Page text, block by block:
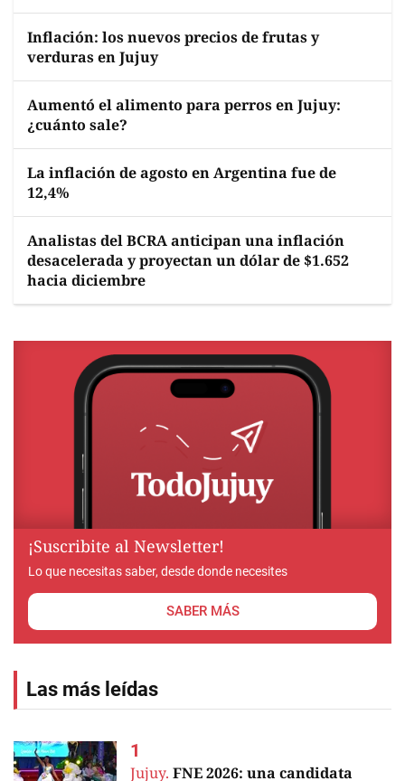
Inflación: los nuevos precios de frutas y
verduras en Jujuy
Aumentó el alimento para perros en Jujuy:
¿cuánto sale?
La inflación de agosto en Argentina fue de
12,4%
Analistas del BCRA anticipan una inflación
desacelerada y proyectan un dólar de $1.652
hacia diciembre
¡Suscribite al Newsletter!
Lo que necesitas saber, desde donde necesites
SABER MÁS
Las más leídas
Jujuy. FNE 2026: una candidata